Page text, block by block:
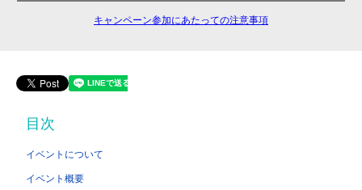
キャンペーン参加にあたっての注意事項
目次
イベントについて
イベント概要